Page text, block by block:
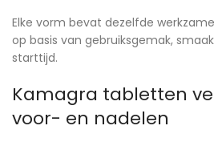
Elke vorm bevat dezelfde
op basis van gebruiksgemak,
starttijd.
Kamagra tabletten
voor- en nadelen